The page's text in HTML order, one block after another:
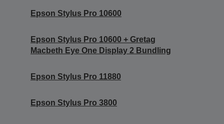
Epson Stylus Pro 10600
Epson Stylus Pro 10600 + Gretag
Macbeth Eye One Display 2 Bundling
Epson Stylus Pro 11880
Epson Stylus Pro 3800